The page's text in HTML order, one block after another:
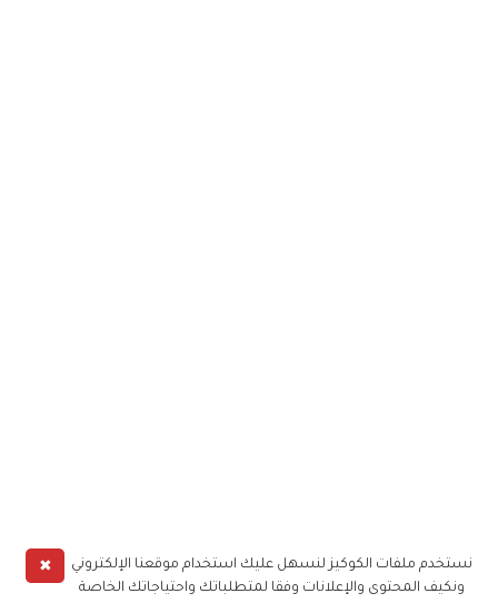
✖
نستخدم ملفات الكوكيز لنسهل عليك استخدام موقعنا الإلكتروني
ونكيف المحتوى والإعلانات وفقا لمتطلباتك واحتياجاتك الخاصة